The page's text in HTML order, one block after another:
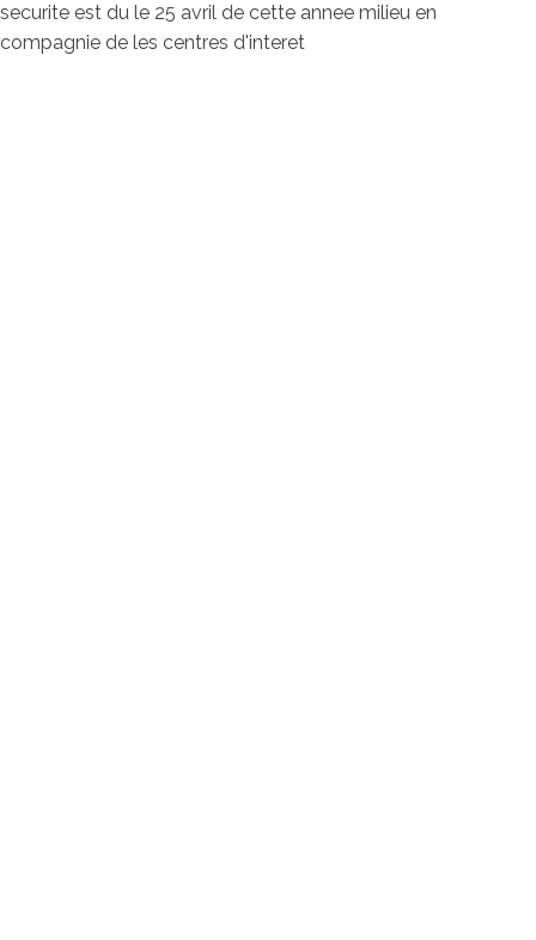
securite est du le 25 avril de cette annee milieu en
compagnie de les centres d'interet